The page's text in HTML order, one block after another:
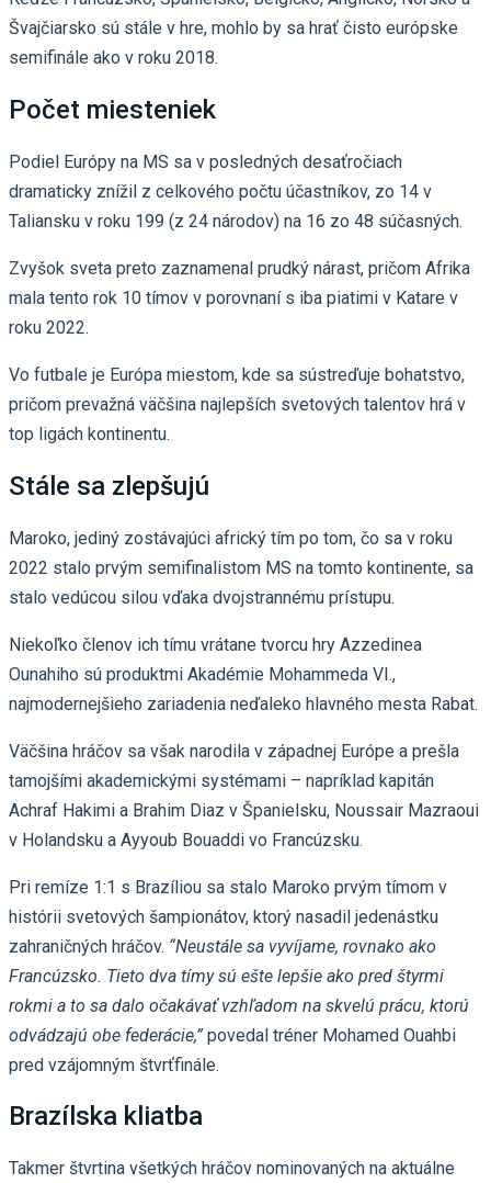
Švajčiarsko sú stále v hre, mohlo by sa hrať čisto európske
semifinále ako v roku 2018.
Počet miesteniek
Podiel Európy na MS sa v posledných desaťročiach
dramaticky znížil z celkového počtu účastníkov, zo 14 v
Taliansku v roku 199 (z 24 národov) na 16 zo 48 súčasných.
Zvyšok sveta preto zaznamenal prudký nárast, pričom Afrika
mala tento rok 10 tímov v porovnaní s iba piatimi v Katare v
roku 2022.
Vo futbale je Európa miestom, kde sa sústreďuje bohatstvo,
pričom prevažná väčšina najlepších svetových talentov hrá v
top ligách kontinentu.
Stále sa zlepšujú
Maroko, jediný zostávajúci africký tím po tom, čo sa v roku
2022 stalo prvým semifinalistom MS na tomto kontinente, sa
stalo vedúcou silou vďaka dvojstrannému prístupu.
Niekoľko členov ich tímu vrátane tvorcu hry Azzedinea
Ounahiho sú produktmi Akadémie Mohammeda VI.,
najmodernejšieho zariadenia neďaleko hlavného mesta Rabat.
Väčšina hráčov sa však narodila v západnej Európe a prešla
tamojšími akademickými systémami – napríklad kapitán
Achraf Hakimi a Brahim Diaz v Španielsku, Noussair Mazraoui
v Holandsku a Ayyoub Bouaddi vo Francúzsku.
Pri remíze 1:1 s Brazíliou sa stalo Maroko prvým tímom v
histórii svetových šampionátov, ktorý nasadil jedenástku
zahraničných hráčov. “Neustále sa vyvíjame, rovnako ako
Francúzsko. Tieto dva tímy sú ešte lepšie ako pred štyrmi
rokmi a to sa dalo očakávať vzhľadom na skvelú prácu, ktorú
odvádzajú obe federácie,” povedal tréner Mohamed Ouahbi
pred vzájomným štvrťfinále.
Brazílska kliatba
Takmer štvrtina všetkých hráčov nominovaných na aktuálne